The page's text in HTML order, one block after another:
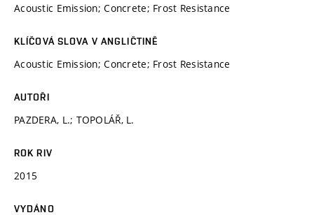
Acoustic Emission; Concrete; Frost Resistance
KLÍČOVÁ SLOVA V ANGLIČTINĚ
Acoustic Emission; Concrete; Frost Resistance
AUTOŘI
PAZDERA, L.; TOPOLÁŘ, L.
ROK RIV
2015
VYDÁNO